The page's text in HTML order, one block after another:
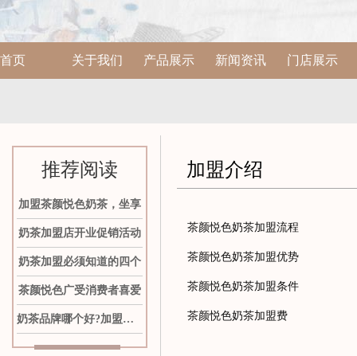
首页 关于我们 产品展示 新闻资讯 门店展示
推荐阅读
加盟茶颜悦色奶茶，坐享
奶茶加盟店开业促销活动
奶茶加盟必须知道的四个
茶颜悦色广受消费者喜爱
奶茶品牌哪个好?加盟茶颜
加盟介绍
茶颜悦色奶茶加盟流程
茶颜悦色奶茶加盟优势
茶颜悦色奶茶加盟条件
茶颜悦色奶茶加盟费